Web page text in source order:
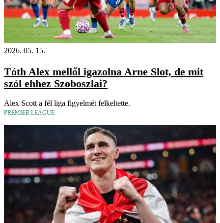
2026. 05. 15.
Tóth Alex mellől igazolna Arne Slot, de mit
szól ehhez Szoboszlai?
Alex Scott a fél liga figyelmét felkeltette.
PREMIER LEAGUE